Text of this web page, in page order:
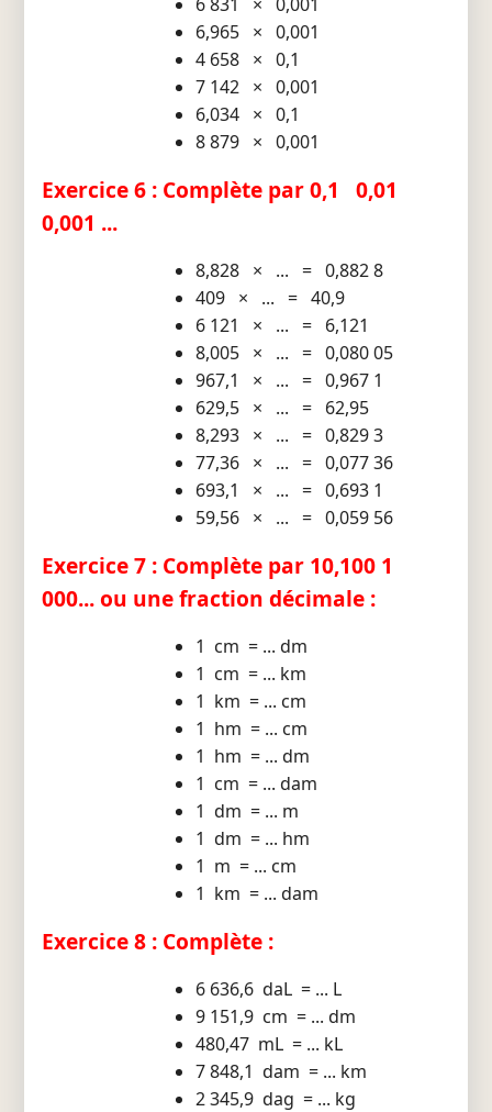
6,965 × 0,001
4 658 × 0,1
7 142 × 0,001
6,034 × 0,1
8 879 × 0,001
Exercice 6 : Complète par 0,1 0,01
0,001 ...
8,828 × ... = 0,882 8
409 × ... = 40,9
6 121 × ... = 6,121
8,005 × ... = 0,080 05
967,1 × ... = 0,967 1
629,5 × ... = 62,95
8,293 × ... = 0,829 3
77,36 × ... = 0,077 36
693,1 × ... = 0,693 1
59,56 × ... = 0,059 56
Exercice 7 : Complète par 10,100 1
000... ou une fraction décimale :
1 cm = ... dm
1 cm = ... km
1 km = ... cm
1 hm = ... cm
1 hm = ... dm
1 cm = ... dam
1 dm = ... m
1 dm = ... hm
1 m = ... cm
1 km = ... dam
Exercice 8 : Complète :
6 636,6 daL = ... L
9 151,9 cm = ... dm
480,47 mL = ... kL
7 848,1 dam = ... km
2 345,9 dag = ... kg